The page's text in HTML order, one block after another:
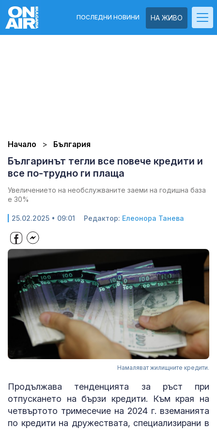
НА ЖИВО
ПОСЛЕДНИ НОВИНИ
Начало България
Българинът тегли все повече кредити и
все по-трудно ги плаща
Увеличението на необслужваните заеми на годишна база
е 30%
25.02.2025 • 09:01 Редактор: Елеонора Танева
Намаляват жилищните кредити.
Продължава тенденцията за ръст при
отпускането на бързи кредити. Към края на
четвъртото тримесечие на 2024 г. вземанията
по кредити на дружествата, специализирани в